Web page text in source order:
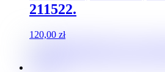
211522.
120,00 zł